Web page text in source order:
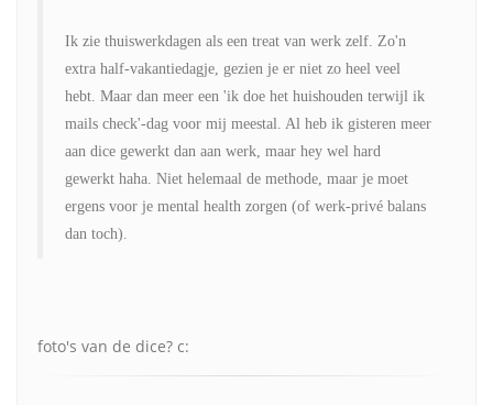
Ik zie thuiswerkdagen als een treat van werk zelf. Zo'n
extra half-vakantiedagje, gezien je er niet zo heel veel
hebt. Maar dan meer een 'ik doe het huishouden terwijl ik
mails check'-dag voor mij meestal. Al heb ik gisteren meer
aan dice gewerkt dan aan werk, maar hey wel hard
gewerkt haha. Niet helemaal de methode, maar je moet
ergens voor je mental health zorgen (of werk-privé balans
dan toch).
foto's van de dice? c: